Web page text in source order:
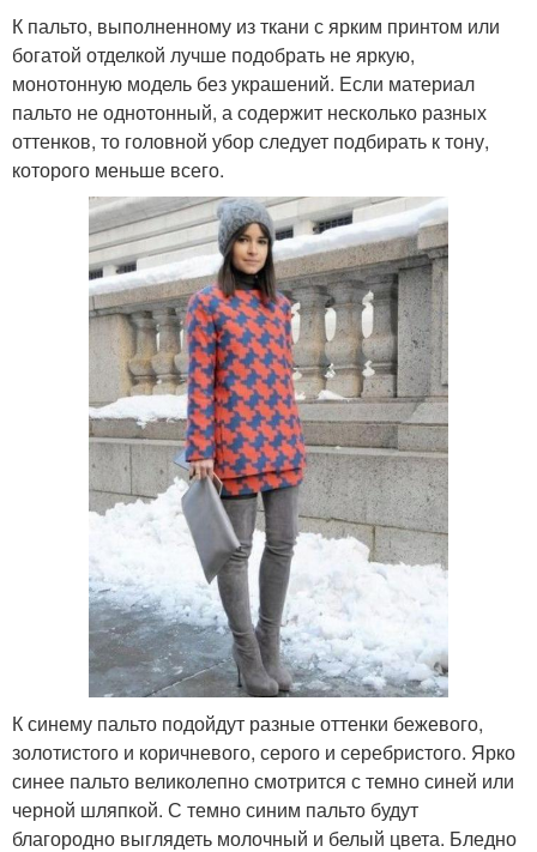
К пальто, выполненному из ткани с ярким принтом или
богатой отделкой лучше подобрать не яркую,
монотонную модель без украшений. Если материал
пальто не однотонный, а содержит несколько разных
оттенков, то головной убор следует подбирать к тону,
которого меньше всего.
К синему пальто подойдут разные оттенки бежевого,
золотистого и коричневого, серого и серебристого. Ярко
синее пальто великолепно смотрится с темно синей или
черной шляпкой. С темно синим пальто будут
благородно выглядеть молочный и белый цвета. Бледно